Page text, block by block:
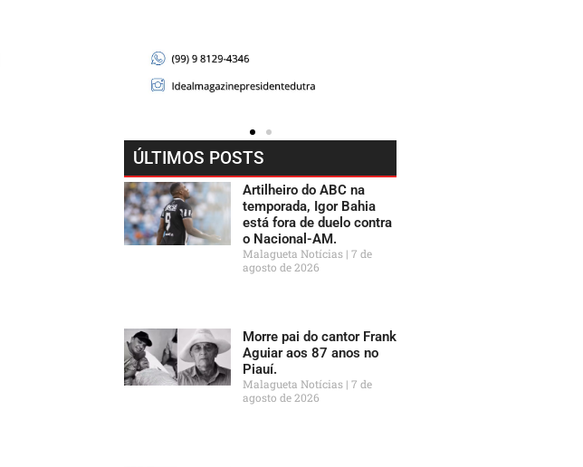
ÚLTIMOS POSTS
Artilheiro do ABC na
temporada, Igor Bahia
está fora de duelo contra
o Nacional-AM.
Malagueta Notícias 7 de
agosto de 2026
Morre pai do cantor Frank
Aguiar aos 87 anos no
Piauí.
Malagueta Notícias 7 de
agosto de 2026